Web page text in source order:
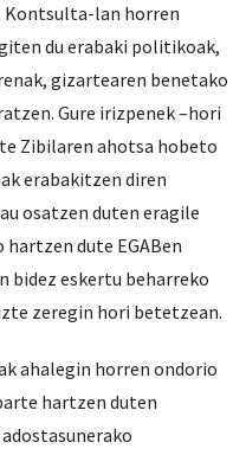
Kontsulta-lan horren
du erabaki politikoak,
gizartearen benetako
Gure irizpenek –hori
Zibilaren ahotsa hobeto
erabakitzen diren
osatzen duten eragile
dute EGABen
bidez eskertu beharreko
zeregin hori betetzean.
ahalegin horren ondorio
hartzen duten